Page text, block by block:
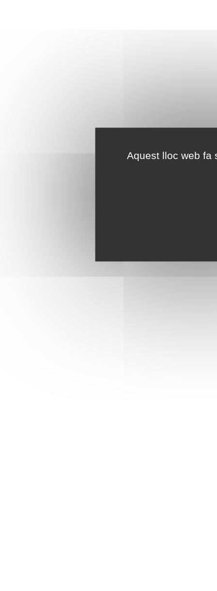
Aquest lloc web fa